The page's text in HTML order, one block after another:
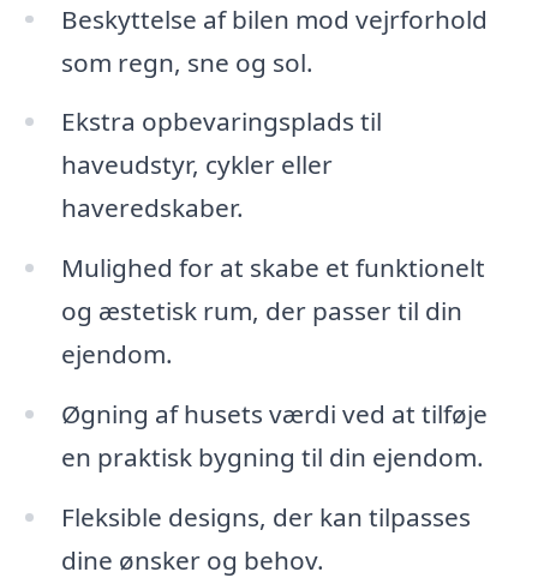
Beskyttelse af bilen mod vejrforhold
som regn, sne og sol.
Ekstra opbevaringsplads til
haveudstyr, cykler eller
haveredskaber.
Mulighed for at skabe et funktionelt
og æstetisk rum, der passer til din
ejendom.
Øgning af husets værdi ved at tilføje
en praktisk bygning til din ejendom.
Fleksible designs, der kan tilpasses
dine ønsker og behov.